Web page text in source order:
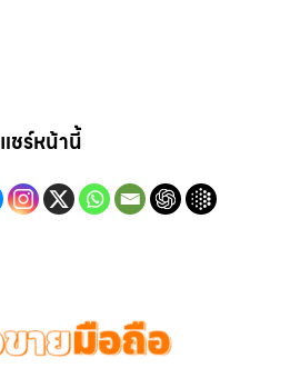
แชร์หน้านี้